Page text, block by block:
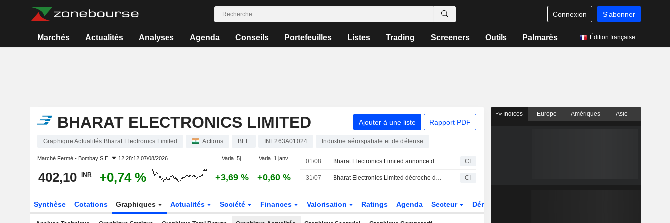
Connexion S'abonner
Marchés Actualités Analyses Agenda Conseils Portefeuilles Listes Trading Screeners Outils Palmarès Édition française
BHARAT ELECTRONICS LIMITED Ajouter à une liste Rapport PDF
Graphique Actualités Bharat Electronics Limited Actions BEL INE263A01024 Industrie aérospatiale et de défense
Marché Fermé - Bombay S.E. 12:28:12 07/08/2026 Varia. 5j. Varia. 1 janv.
402,10 INR +0,74 % +3,69 % +0,60 %
01/08 Bharat Electronics Limited annonce des changements au sein de sa direction CI
31/07 Bharat Electronics Limited décroche des commandes d'une valeur de 8 470 millions d'INR CI
Synthèse Cotations Graphiques Actualités Société Finances Valorisation Ratings Agenda Secteur Dérivés
Indices Europe Amériques Asie